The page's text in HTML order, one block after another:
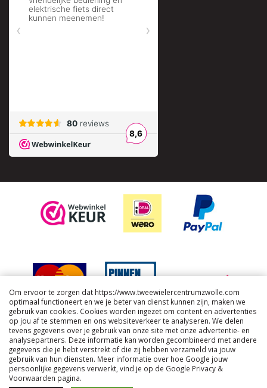
Om ervoor te zorgen dat https://www.tweewielercentrumzwolle.com
optimaal functioneert en we je beter van dienst kunnen zijn, maken we
gebruik van cookies. Cookies worden ingezet om content en advertenties
op jou af te stemmen en ons websiteverkeer te analyseren. We delen
tevens gegevens over je gebruik van onze site met onze advertentie- en
analysepartners. Deze informatie kan worden gecombineerd met andere
gegevens die je hebt verstrekt of die zij hebben verzameld via jouw
gebruik van hun diensten. Meer informatie over hoe Google jouw
persoonlijke gegevens verwerkt, vind je op de Google Privacy &
Voorwaarden pagina.